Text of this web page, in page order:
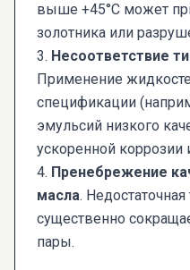
выше +45°C может
золотника или
3. Несоответствие
Применение
спецификации
эмульсий низкого
ускоренной коррозии
4. Пренебрежение
масла.
существенно
пары.